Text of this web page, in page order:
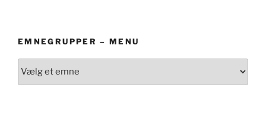
EMNEGRUPPER – MENU